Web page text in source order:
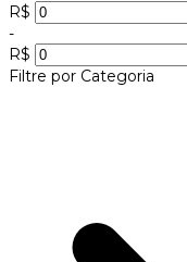
R$
-
R$
Filtre por Categoria